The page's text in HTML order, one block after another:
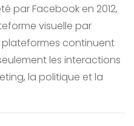
par Facebook en 2012,
visuelle par
plateformes continuent
les interactions
la politique et la